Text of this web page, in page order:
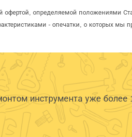
офертой, определяемой положениями
- опечатки, о которых мы
инструмента уже более